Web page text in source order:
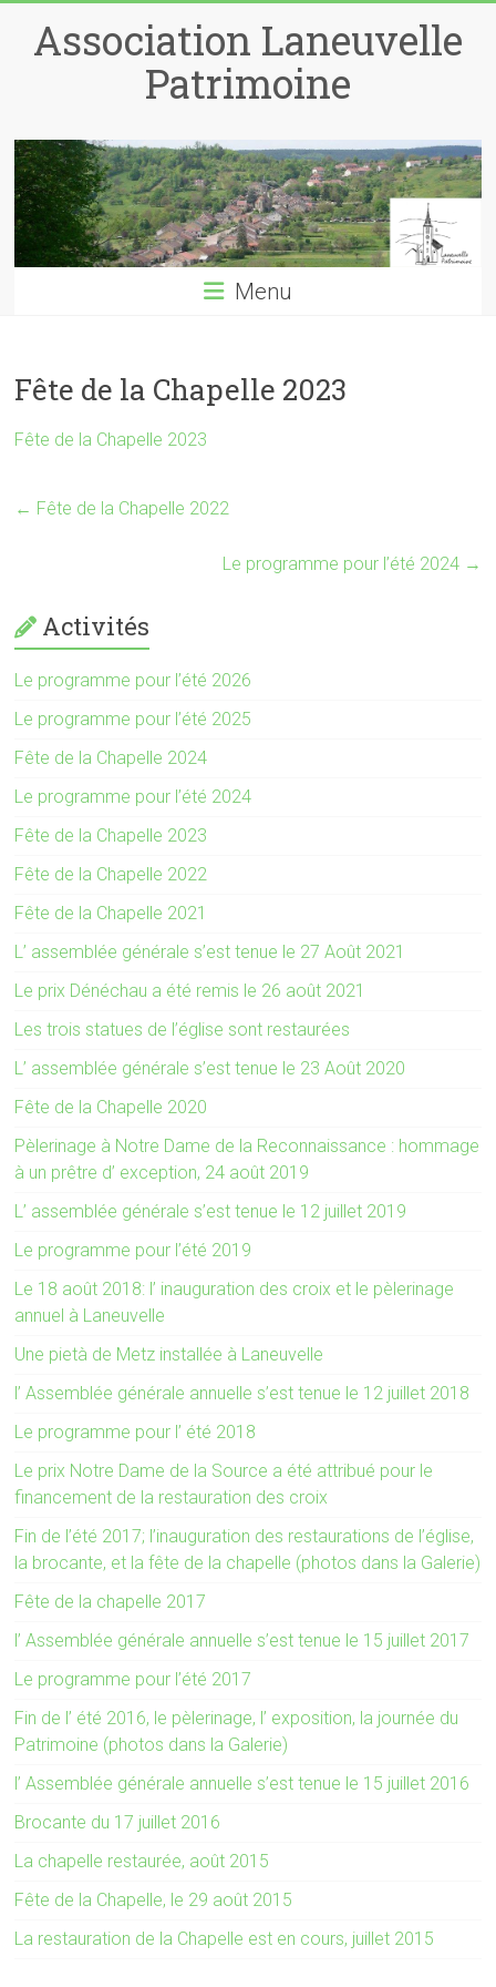
contentAssociation Laneuvelle
Patrimoine
Menu
Fête de la Chapelle 2023
Fête de la Chapelle 2023
← Fête de la Chapelle 2022
Le programme pour l’été 2024 →
Activités
Le programme pour l’été 2026
Le programme pour l’été 2025
Fête de la Chapelle 2024
Le programme pour l’été 2024
Fête de la Chapelle 2023
Fête de la Chapelle 2022
Fête de la Chapelle 2021
L’ assemblée générale s’est tenue le 27 Août 2021
Le prix Dénéchau a été remis le 26 août 2021
Les trois statues de l’église sont restaurées
L’ assemblée générale s’est tenue le 23 Août 2020
Fête de la Chapelle 2020
Pèlerinage à Notre Dame de la Reconnaissance : hommage
à un prêtre d’ exception, 24 août 2019
L’ assemblée générale s’est tenue le 12 juillet 2019
Le programme pour l’été 2019
Le 18 août 2018: l’ inauguration des croix et le pèlerinage
annuel à Laneuvelle
Une pietà de Metz installée à Laneuvelle
l’ Assemblée générale annuelle s’est tenue le 12 juillet 2018
Le programme pour l’ été 2018
Le prix Notre Dame de la Source a été attribué pour le
financement de la restauration des croix
Fin de l’été 2017; l’inauguration des restaurations de l’église,
la brocante, et la fête de la chapelle (photos dans la Galerie)
Fête de la chapelle 2017
l’ Assemblée générale annuelle s’est tenue le 15 juillet 2017
Le programme pour l’été 2017
Fin de l’ été 2016, le pèlerinage, l’ exposition, la journée du
Patrimoine (photos dans la Galerie)
l’ Assemblée générale annuelle s’est tenue le 15 juillet 2016
Brocante du 17 juillet 2016
La chapelle restaurée, août 2015
Fête de la Chapelle, le 29 août 2015
La restauration de la Chapelle est en cours, juillet 2015